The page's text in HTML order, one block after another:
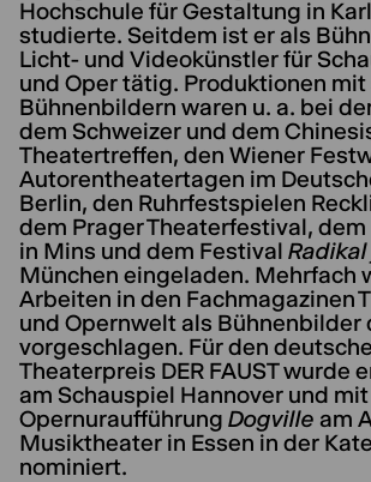
Hochschule für Gestaltung in
studierte. Seitdem ist er als
Licht- und Videokünstler für
und Oper tätig. Produktionen mit
Bühnenbildern waren u. a. bei
dem Schweizer und dem
Theatertreffen, den Wiener
Autorentheatertagen im
Berlin, den Ruhrfestspielen
dem Prager Theaterfestival,
in Mins und dem Festival
München eingeladen. Mehrfach
Arbeiten in den Fachmagazinen
und Opernwelt als Bühnenbilder
vorgeschlagen. Für den
Theaterpreis DER FAUST wurde
am Schauspiel Hannover und
Opernuraufführung Dogville am
Musiktheater in Essen in der
nominiert.